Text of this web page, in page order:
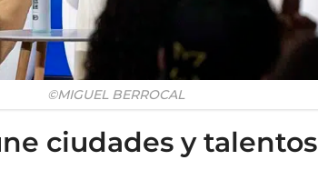
©MIGUEL BERROCAL
ciudades y talentos